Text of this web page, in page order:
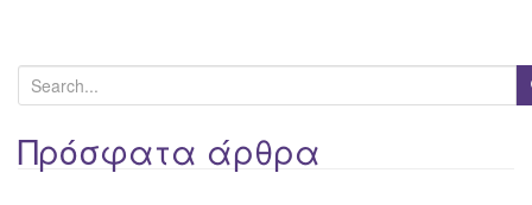
e
a
rΠρόσφατα άρθρα